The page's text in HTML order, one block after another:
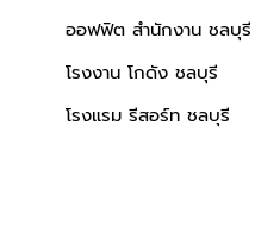
ออฟฟิต สำนักงาน ชลบุรี
โรงงาน โกดัง ชลบุรี
โรงแรม รีสอร์ท ชลบุรี